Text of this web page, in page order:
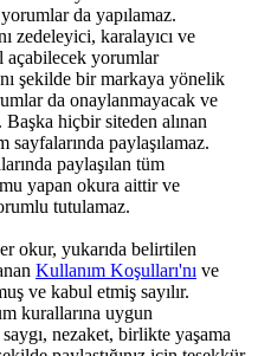
da yapılamaz.
zedeleyici, karalayıcı ve
açabilecek yorumlar
şekilde bir markaya yönelik
da onaylanmayacak ve
hiçbir siteden alınan
paylaşılamaz.
paylaşılan tüm
yapan okura aittir ve
tutulamaz.
okur, yukarıda belirtilen
Kullanım Koşulları'nı ve
ve kabul etmiş sayılır.
kurallarına uygun
nezaket, birlikte yaşama